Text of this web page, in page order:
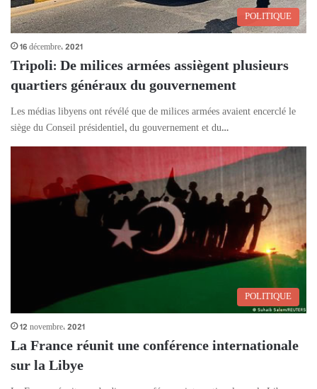
POLITIQUE
16 décembre، 2021
Tripoli: De milices armées assiègent plusieurs
quartiers généraux du gouvernement
Les médias libyens ont révélé que de milices armées avaient encerclé le
siège du Conseil présidentiel, du gouvernement et du…
POLITIQUE
12 novembre، 2021
La France réunit une conférence internationale
sur la Libye